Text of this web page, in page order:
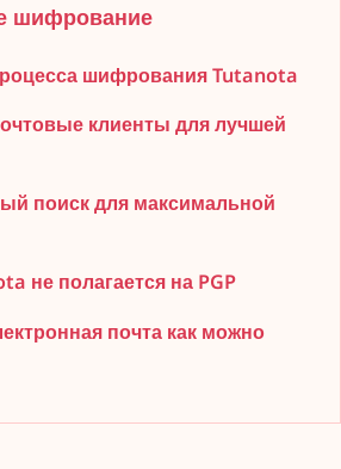
шифрование
шифрования Tutanota
клиенты для лучшей
поиск для максимальной
не полагается на PGP
почта как можно